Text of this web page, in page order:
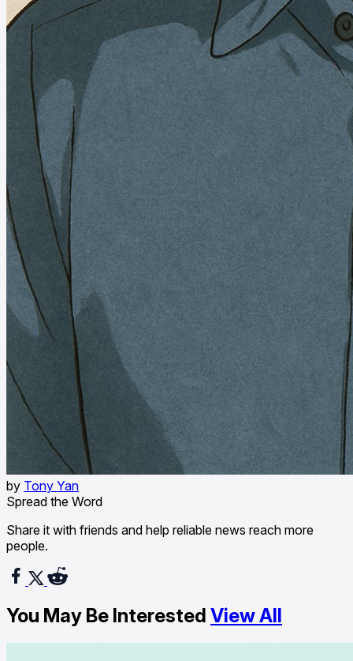
by Tony Yan
Spread the Word
Share it with friends and help reliable news reach more
people.
You May Be Interested View All